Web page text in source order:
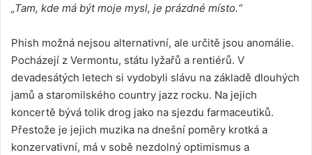
„Tam, kde má být moje mysl, je prázdné místo.“
Phish možná nejsou alternativní, ale určitě jsou anomálie.
Pocházejí z Vermontu, státu lyžařů a rentiérů. V
devadesátých letech si vydobyli slávu na základě dlouhých
jamů a staromilského country jazz rocku. Na jejich
koncertě bývá tolik drog jako na sjezdu farmaceutiků.
Přestože je jejich muzika na dnešní poměry krotká a
konzervativní, má v sobě nezdolný optimismus a